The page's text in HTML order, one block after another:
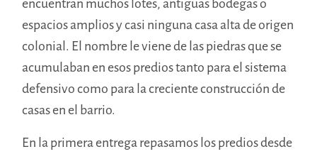
encuentran muchos lotes, antiguas bodegas o
espacios amplios y casi ninguna casa alta de origen
colonial. El nombre le viene de las piedras que se
acumulaban en esos predios tanto para el sistema
defensivo como para la creciente construcción de
casas en el barrio.
En la primera entrega repasamos los predios desde